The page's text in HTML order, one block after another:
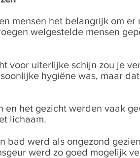
mensen het belangrijk om er
welgestelde mensen
voor uiterlijke schijn zou je
hygiëne was, maar
en het gezicht werden vaak
lichaam.
bad werd als ongezond
werd zo goed mogelijk